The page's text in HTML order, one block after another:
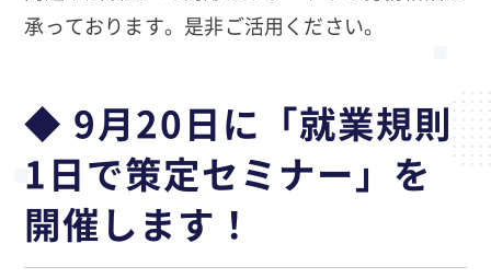
承っております。是非ご活用ください。
◆ 9月20日に「就業規則
1日で策定セミナー」を
開催します！